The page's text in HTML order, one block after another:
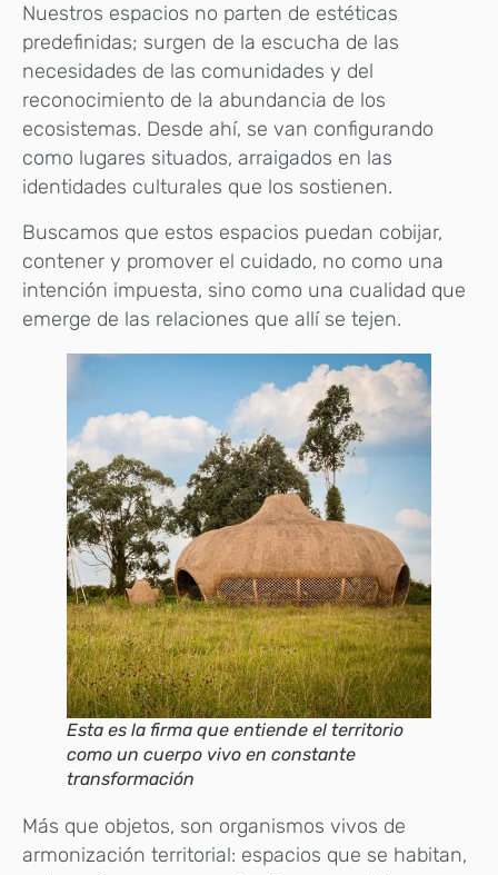
Nuestros espacios no parten de estéticas
predefinidas; surgen de la escucha de las
necesidades de las comunidades y del
reconocimiento de la abundancia de los
ecosistemas. Desde ahí, se van configurando
como lugares situados, arraigados en las
identidades culturales que los sostienen.
Buscamos que estos espacios puedan cobijar,
contener y promover el cuidado, no como una
intención impuesta, sino como una cualidad que
emerge de las relaciones que allí se tejen.
Esta es la firma que entiende el territorio
como un cuerpo vivo en constante
transformación
Más que objetos, son organismos vivos de
armonización territorial: espacios que se habitan,